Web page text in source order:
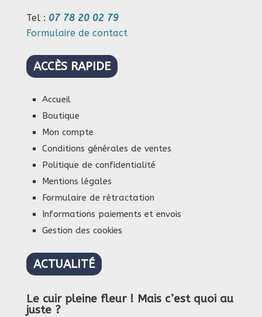
Tel : 07 78 20 02 79
Formulaire de contact
ACCÈS RAPIDE
Accueil
Boutique
Mon compte
Conditions générales de ventes
Politique de confidentialité
Mentions légales
Formulaire de rétractation
Informations paiements et envois
Gestion des cookies
ACTUALITÉ
Le cuir pleine fleur ! Mais c’est quoi au
juste ?